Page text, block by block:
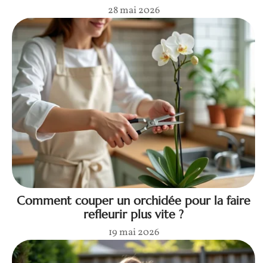
28 mai 2026
Comment couper un orchidée pour la faire
refleurir plus vite ?
19 mai 2026